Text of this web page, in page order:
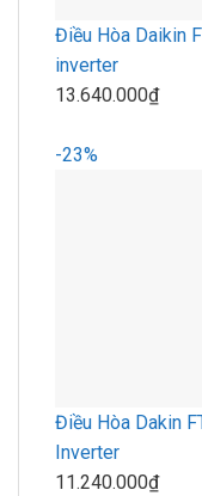
Điều Hòa Daikin
inverter
13.640.000₫
-23%
Điều Hòa Dakin
Inverter
11.240.000₫